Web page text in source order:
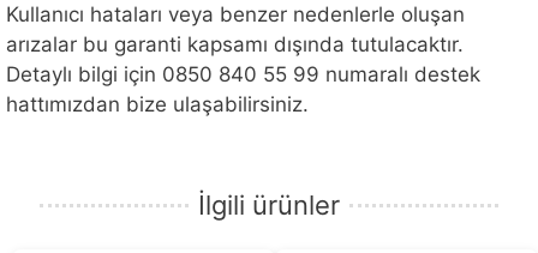
Kullanıcı hataları veya benzer nedenlerle oluşan
arızalar bu garanti kapsamı dışında tutulacaktır.
Detaylı bilgi için 0850 840 55 99 numaralı destek
hattımızdan bize ulaşabilirsiniz.
İlgili ürünler